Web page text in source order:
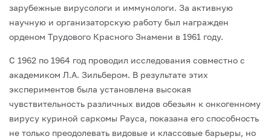
зарубежные вирусологи и иммунологи. За активную
научную и организаторскую работу был награжден
орденом Трудового Красного Знамени в 1961 году.
С 1962 по 1964 год проводил исследования совместно с
академиком Л.А. Зильбе­ром. В результате этих
экспериментов была установлена высокая
чувствительность различных видов обезьян к онкогенному
вирусу куриной саркомы Рауса, показана его способность
не только преодолевать видовые и классовые барьеры, но